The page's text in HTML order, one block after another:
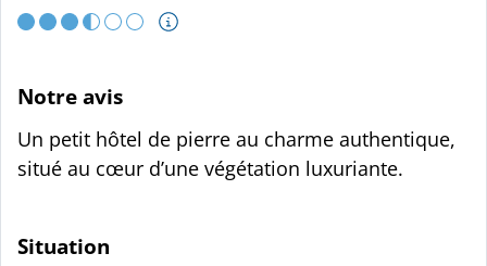
Notre avis
Un petit hôtel de pierre au charme authentique,
situé au cœur d’une végétation luxuriante.
Situation